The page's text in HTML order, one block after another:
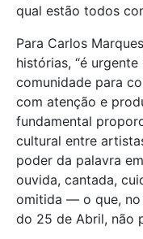
qual estão todos
Para Carlos
histórias, “é
comunidade para
com atenção e
fundamental
cultural entre
poder da palavra
ouvida, cantada,
omitida — o que, no
do 25 de Abril, não